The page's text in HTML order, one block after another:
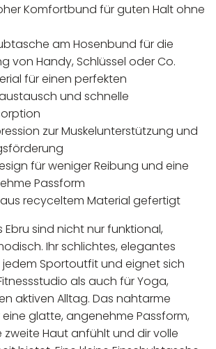
Komfortbund für guten Halt ohne
am Hosenbund für die
von Handy, Schlüssel oder Co.
für einen perfekten
und schnelle
zur Muskelunterstützung und
für weniger Reibung und eine
Passform
recyceltem Material gefertigt
Ebru sind nicht nur funktional,
Ihr schlichtes, elegantes
jedem Sportoutfit und eignet sich
als auch für Yoga,
aktiven Alltag. Das nahtarme
glatte, angenehme Passform,
zweite Haut anfühlt und dir volle